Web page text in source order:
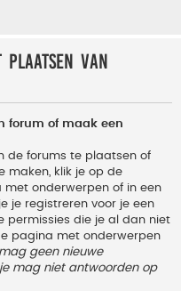
plaatsen van
forum of maak een
de forums te plaatsen of
maken, klik je op de
onderwerpen of in een
je registreren voor je een
permissies die je al dan niet
pagina met onderwerpen
geen nieuwe
mag niet antwoorden op